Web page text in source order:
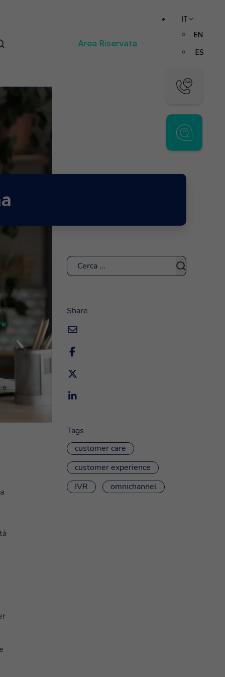
Area Riservata
IT
EN
ES
e
Cerca
Share
Tags
customer care
customer experience
IVR
omnichannel